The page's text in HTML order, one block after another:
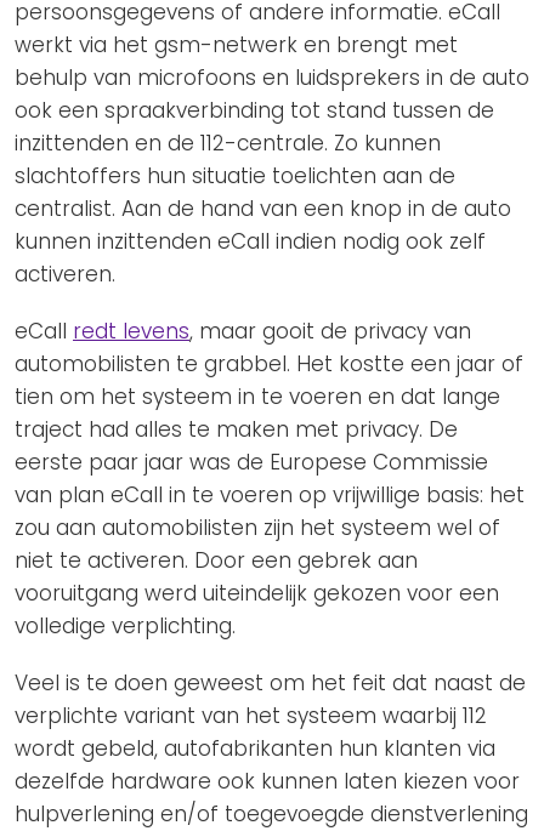
persoonsgegevens of andere informatie. eCall
werkt via het gsm-netwerk en brengt met
behulp van microfoons en luidsprekers in de auto
ook een spraakverbinding tot stand tussen de
inzittenden en de 112-centrale. Zo kunnen
slachtoffers hun situatie toelichten aan de
centralist. Aan de hand van een knop in de auto
kunnen inzittenden eCall indien nodig ook zelf
activeren.
eCall redt levens, maar gooit de privacy van
automobilisten te grabbel. Het kostte een jaar of
tien om het systeem in te voeren en dat lange
traject had alles te maken met privacy. De
eerste paar jaar was de Europese Commissie
van plan eCall in te voeren op vrijwillige basis: het
zou aan automobilisten zijn het systeem wel of
niet te activeren. Door een gebrek aan
vooruitgang werd uiteindelijk gekozen voor een
volledige verplichting.
Veel is te doen geweest om het feit dat naast de
verplichte variant van het systeem waarbij 112
wordt gebeld, autofabrikanten hun klanten via
dezelfde hardware ook kunnen laten kiezen voor
hulpverlening en/of toegevoegde dienstverlening